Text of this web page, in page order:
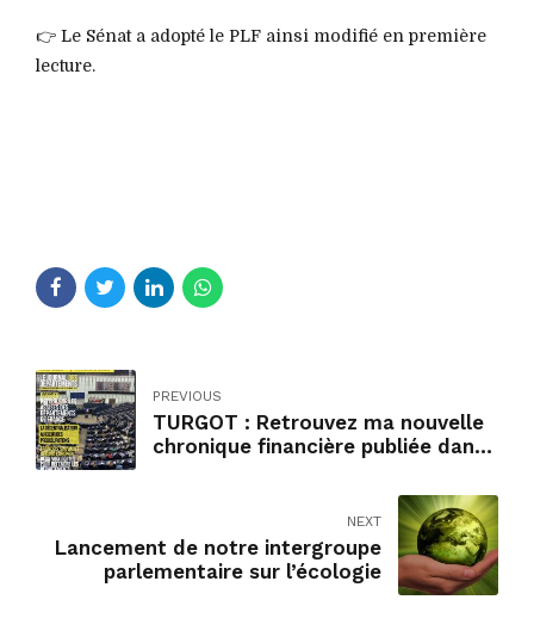
👉 Le Sénat a adopté le PLF ainsi modifié en première
lecture.
PREVIOUS
TURGOT : Retrouvez ma nouvelle
chronique financière publiée dans
NEXT
Lancement de notre intergroupe
parlementaire sur l’écologie